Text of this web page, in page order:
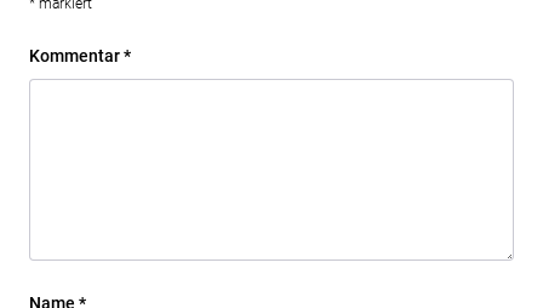
* markiert
Kommentar*
Name *